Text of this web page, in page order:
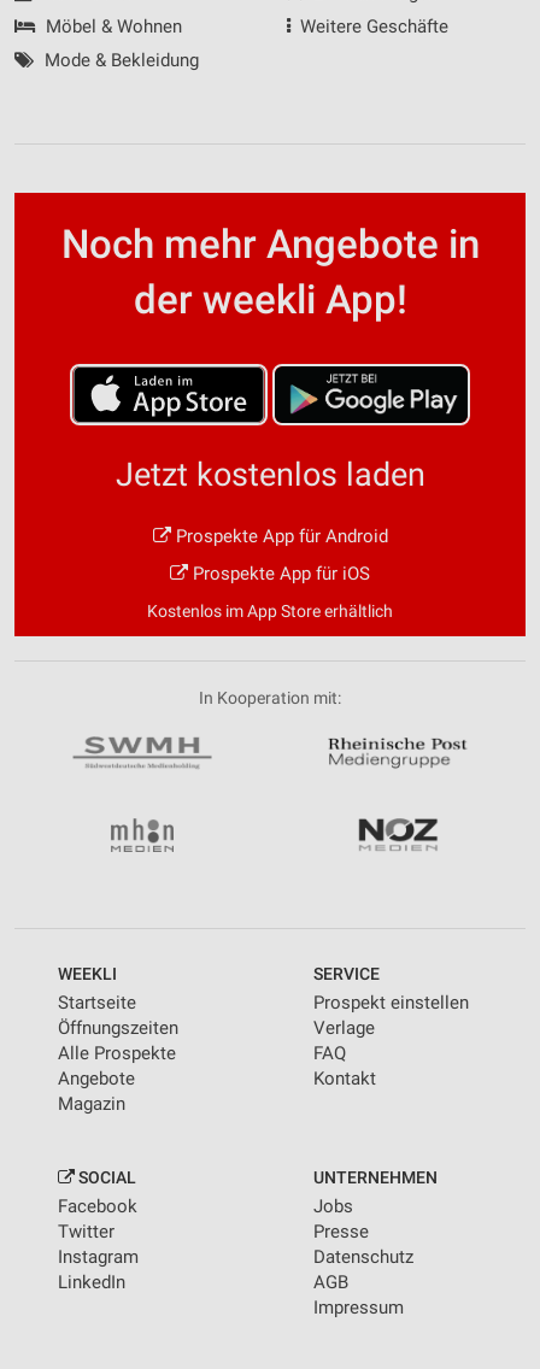
Möbel & Wohnen
Mode & Bekleidung
Weitere Geschäfte
Noch mehr Angebote in
der weekli App!
Jetzt kostenlos laden
Prospekte App für Android
Prospekte App für iOS
Kostenlos im App Store erhältlich
In Kooperation mit:
WEEKLI
Startseite
Öffnungszeiten
Alle Prospekte
Angebote
Magazin
SERVICE
Prospekt einstellen
Verlage
FAQ
Kontakt
SOCIAL
Facebook
Twitter
Instagram
LinkedIn
UNTERNEHMEN
Jobs
Presse
Datenschutz
AGB
Impressum